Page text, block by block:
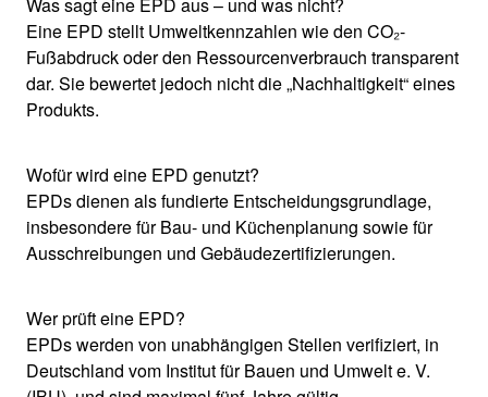
Eine EPD stellt Umweltkennzahlen wie den CO₂-
Fußabdruck oder den Ressourcenverbrauch transparent
dar. Sie bewertet jedoch nicht die „Nachhaltigkeit“ eines
Produkts.
Wofür wird eine EPD genutzt?
EPDs dienen als fundierte Entscheidungsgrundlage,
insbesondere für Bau- und Küchenplanung sowie für
Ausschreibungen und Gebäudezertifizierungen.
Wer prüft eine EPD?
EPDs werden von unabhängigen Stellen verifiziert, in
Deutschland vom Institut für Bauen und Umwelt e. V.